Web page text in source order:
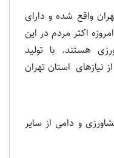
واقع شده و دارای
اکثر مردم در این
هستند. با تولید
نیازهای استان تهران
و دامی از سایر